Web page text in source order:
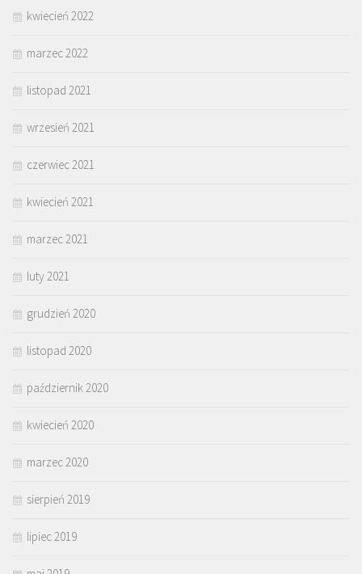
kwiecień 2022
marzec 2022
listopad 2021
wrzesień 2021
czerwiec 2021
kwiecień 2021
marzec 2021
luty 2021
grudzień 2020
listopad 2020
październik 2020
kwiecień 2020
marzec 2020
sierpień 2019
lipiec 2019